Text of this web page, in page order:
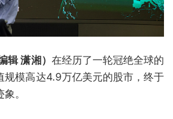
辑 潇湘） 在经历了一轮冠绝全球的
规模高达4.9万亿美元的股市，终于
。